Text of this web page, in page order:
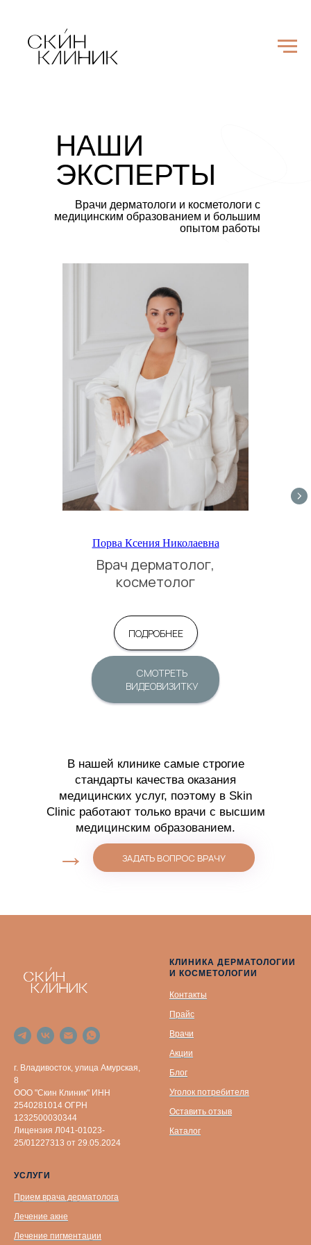
НАШИ
ЭКСПЕРТЫ
Врачи дерматологи и косметологи с
медицинским образованием и большим
опытом работы
Порва Ксения Николаевна
Врач дерматолог,
косметолог
ПОДРОБНЕЕ
СМОТРЕТЬ
ВИДЕОВИЗИТКУ
В нашей клинике самые строгие
стандарты качества оказания
медицинских услуг, поэтому в Skin
Clinic работают только врачи с высшим
медицинским образованием.
→ ЗАДАТЬ ВОПРОС ВРАЧУ
г. Владивосток, улица Амурская,
8
ООО "Скин Клиник" ИНН
2540281014 ОГРН
1232500030344
Лицензия Л041-01023-
25/01227313 от 29.05.2024
КЛИНИКА ДЕРМАТОЛОГИИ
И КОСМЕТОЛОГИИ
Контакты
Прайс
Врачи
Акции
Блог
Уголок потребителя
Оставить отзыв
Каталог
УСЛУГИ
Прием врача дерматолога
Лечение акне
Лечение пигментации